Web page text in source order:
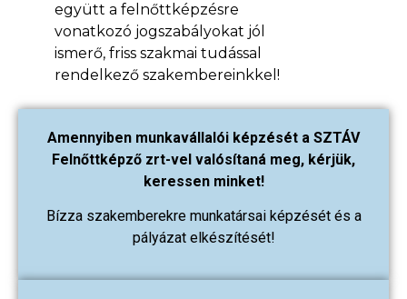
együtt a felnőttképzésre
vonatkozó jogszabályokat jól
ismerő, friss szakmai tudással
rendelkező szakembereinkkel!
Amennyiben munkavállalói képzését a SZTÁV
Felnőttképző zrt-vel valósítaná meg, kérjük,
keressen minket!
Bízza szakemberekre munkatársai képzését és a
pályázat elkészítését!